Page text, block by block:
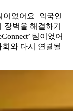
이었어요. 외국인
벽을 해결하기
팀이었어
와 다시 연결될